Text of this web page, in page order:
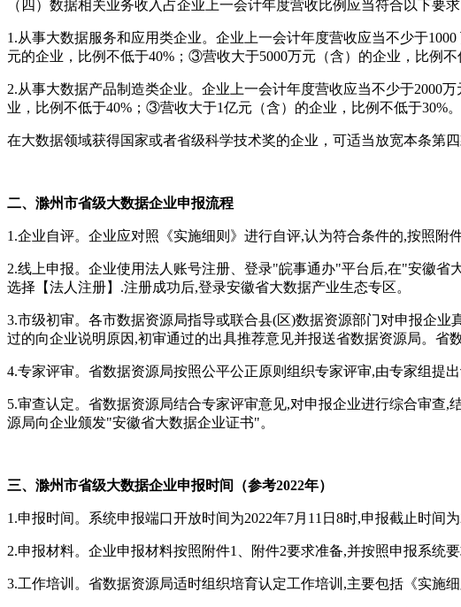
（四）数据相关业务收入占企业上一会计年度营收比例应当符合以下要求
1.从事大数据服务和应用类企业。企业上一会计年度营收应当不少于
元的企业，比例不低于40%；③营收大于5000万元（含）的企业，比例不
2.从事大数据产品制造类企业。企业上一会计年度营收应当不少于2000
业，比例不低于40%；③营收大于1亿元（含）的企业，比例不低于30%。
在大数据领域获得国家或者省级科学技术奖的企业，可适当放宽本条第四
二、滁州市省级大数据企业申报流程
1.企业自评。企业应对照《实施细则》进行自评,认为符合条件的,按照附
2.线上申报。企业使用法人账号注册、登录"皖事通办"平台后,在"安徽
选择【法人注册】.注册成功后,登录安徽省大数据产业生态专区。
3.市级初审。各市数据资源局指导或联合县(区)数据资源部门对申报企
过的向企业说明原因,初审通过的出具推荐意见并报送省数据资源局。省
4.专家评审。省数据资源局按照公平公正原则组织专家评审,由专家组提出
5.审查认定。省数据资源局结合专家评审意见,对申报企业进行综合审查
源局向企业颁发"安徽省大数据企业证书"。
三、滁州市省级大数据企业申报时间（参考2022年）
1.申报时间。系统申报端口开放时间为2022年7月11日8时,申报截止时间
2.申报材料。企业申报材料按照附件1、附件2要求准备,并按照申报系统要
3.工作培训。省数据资源局适时组织培育认定工作培训,主要包括《实施